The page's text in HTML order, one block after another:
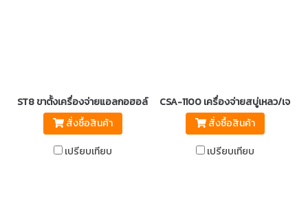
ST8 ขาตั้งเครื่องจ่ายแอลกอฮอล์อัตโนมัติ
สั่งซื้อสินค้า
เปรียบเทียบ
CSA-1100 เครื่องจ่ายสบู่เหลว/เจ
สั่งซื้อสินค้า
เปรียบเทียบ